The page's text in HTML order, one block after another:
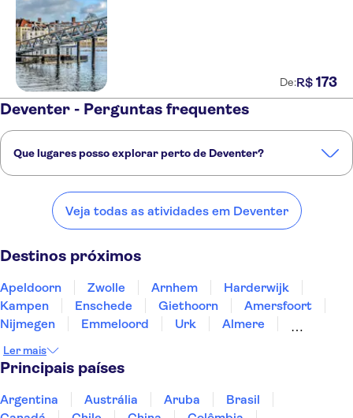
De:R$ 173
Deventer - Perguntas frequentes
Que lugares posso explorar perto de Deventer?
Deventer:
Apeldoorn Zwolle
Veja todas as atividades em Deventer
Destinos próximos
Apeldoorn Zwolle Arnhem
Harderwijk
Kampen
Enschede Giethoorn
Amersfoort
Nijmegen
Emmeloord Urk
Almere
Ler mais
Principais países
Argentina Austrália Aruba
Brasil